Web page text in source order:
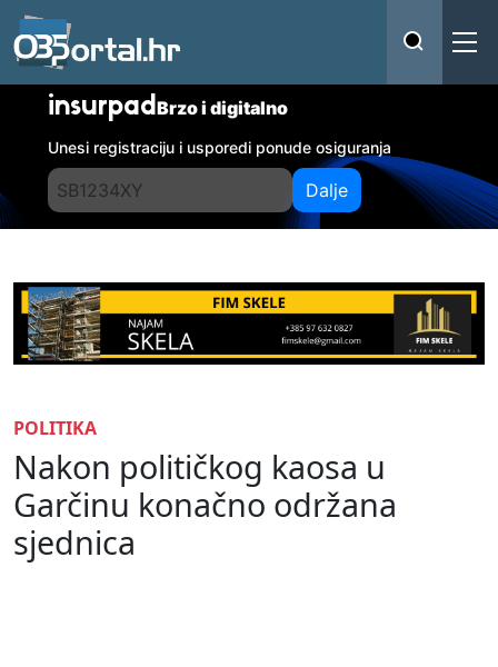
insurpadBrzo i digitalno
Unesi registraciju i usporedi ponude osiguranja
Dalje
POLITIKA
Nakon političkog kaosa u
Garčinu konačno održana
sjednica